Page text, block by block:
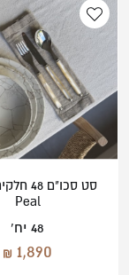
Peal
48 יח'
1,890